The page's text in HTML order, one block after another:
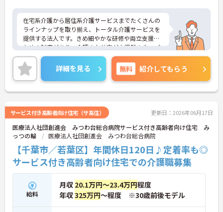
在宅系介護から居住系介護サービスまでたくさんの
ラインナップを取り揃え、トータル介護サービスを
提供する法人です。きめ細やかな研修や両立支援の
ための制度があり、介護のお仕事が未経験の方、ブ
ランクのある方、子育て中の方も安心して働ける環
境があります。ご興味ある方には、面接対策ポイン
トなど、さらに詳細をお話しいたしますのでお気軽
にご相談ください！
詳細を見る 無料 紹介してもらう
サービス付き高齢者向け住宅（サ高住） 更新日：2026年06月17日
医療法人社団創進会 みつわ台総合病院サービス付き高齢者向け住宅 み
っつの輪
医療法人社団創進会 みつわ台総合病院
【千葉市／若葉区】年間休日120日♪定着率も◎
サービス付き高齢者向け住宅での介護職募集
給料
月収 20.1万円～23.4万円程度
年収325万円～程度 ※30歳前後モデル